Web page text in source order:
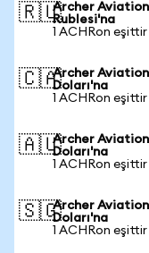
🇷🇺Archer Aviation
Rublesi'na
1 ACHRon
🇨🇦Archer
Doları'na
1 ACHRon
🇦🇺Archer
Doları'na
1 ACHRon eşittir
🇸🇬Archer
Doları'na
1 ACHRon